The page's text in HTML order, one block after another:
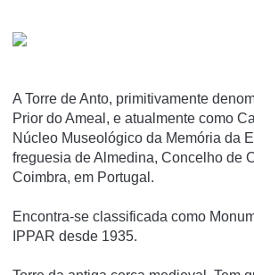
A Torre de Anto, primitivamente
Prior do Ameal, e atualmente como
Núcleo Museológico da Memória da
freguesia de Almedina, Concelho de
Coimbra, em Portugal.
Encontra-se classificada como
IPPAR desde 1935.